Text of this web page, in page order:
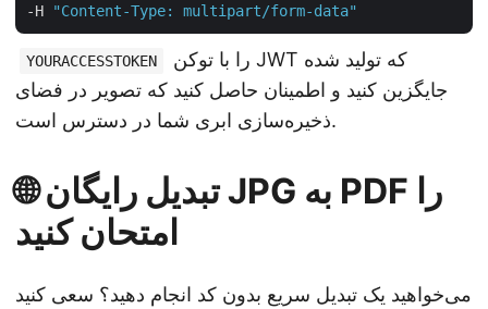
-H
"Content-Type: multipart/form-data"
YOURACCESSTOKEN
جایگزین کنید و اطمینان حاصل کنید که تصویر در فضای
ذخیره‌سازی ابری شما در دسترس است.
🌐 تبدیل رایگان JPG به PDF را
امتحان کنید
می‌خواهید یک تبدیل سریع بدون کد انجام دهید؟ سعی کنید